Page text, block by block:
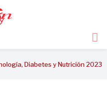
Diabetes y Nutrición 2023